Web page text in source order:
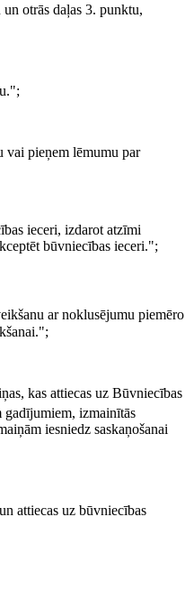
otrās daļas 3. punktu,
vai pieņem lēmumu par
ieceri, izdarot atzīmi
būvniecības ieceri.";
ar noklusējumu piemēro
kas attiecas uz Būvniecības
izmainītās
iesniedz saskaņošanai
attiecas uz būvniecības